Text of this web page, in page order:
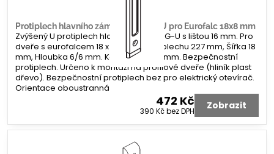
Protiplech hlavního zámku G-U tvar U pro Eurofalc 18x8 mm
Zvýšený U protiplech hlavního zámku G-U s lištou 16 mm. Pro
dveře s eurofalcem 18 x 8 mm. Délka plechu 227 mm, Šířka 18
mm, Hloubka 6/6 mm. Koncovka 2x 8 mm. Bezpečnostní
protiplech. Určeno k montáži na profilové dveře (hliník plast
dřevo). Bezpečnostní protiplech bez pro elektrický otevírač.
Orientace oboustranná
472 Kč
390 Kčbez DPH Zobrazit